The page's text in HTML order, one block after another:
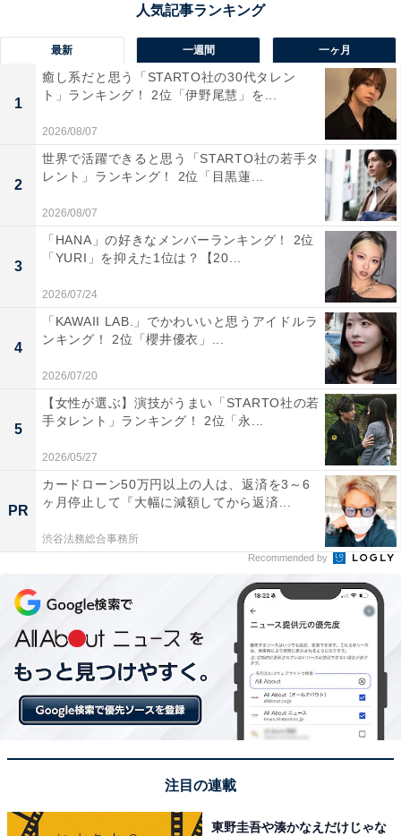
1位：菅田将暉
A post shared by 【公式】ミステリと言う勿れ〈大ヒット上映
1位は「菅田将暉」さんでした。2009年に『仮面ライダ
ーW』（テレビ朝日系）で俳優デビュー。コメディーか
らサスペンス、ラブストーリーまで幅広いジャンルで活
躍しており、ドラマ『3年A組―今から皆さんは、人質で
す―』（日本テレビ系）、『ミステリと言う勿れ』（フ
『花束みたいな恋をした』など、メインキャストを務め
表情を見せることから“カメレオン俳優”と称されてお
最新 一週間 一ヶ月
1
癒し系だと思う「STARTO社の30代タレン
ト」ランキング！ 2位「伊野尾慧」を...
2026/08/07
2
世界で活躍できると思う「STARTO社の若手タ
レント」ランキング！ 2位「目黒蓮...
2026/08/07
3
「HANA」の好きなメンバーランキング！ 2位
「YURI」を抑えた1位は？【20...
2026/07/24
4
「KAWAII LAB.」でかわいいと思うアイドルラ
ンキング！ 2位「櫻井優衣」...
2026/07/20
5
【女性が選ぶ】演技がうまい「STARTO社の若
手タレント」ランキング！ 2位「永...
2026/05/27
PR
カードローン50万円以上の人は、返済を3～6
ヶ月停止して『大幅に減額してから返済...
渋谷法務総合事務所
Recommended by
注目の連載
東野圭吾や湊かなえだけじゃな